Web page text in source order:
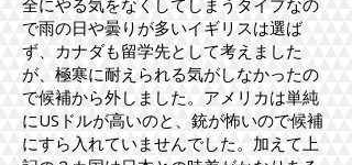
全にやる気をなくしてしまうタイプなの
で雨の日や曇りが多いイギリスは選ば
ず、カナダも留学先として考えました
が、極寒に耐えられる気がしなかったの
で候補から外しました。アメリカは単純
にUSドルが高いのと、銃が怖いので候補
にすら入れていませんでした。加えて上